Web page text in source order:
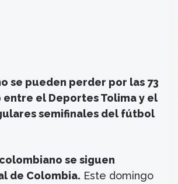
se pueden perder por las 73
el Deportes Tolima y el
semifinales del fútbol
se siguen
de Colombia. Este domingo